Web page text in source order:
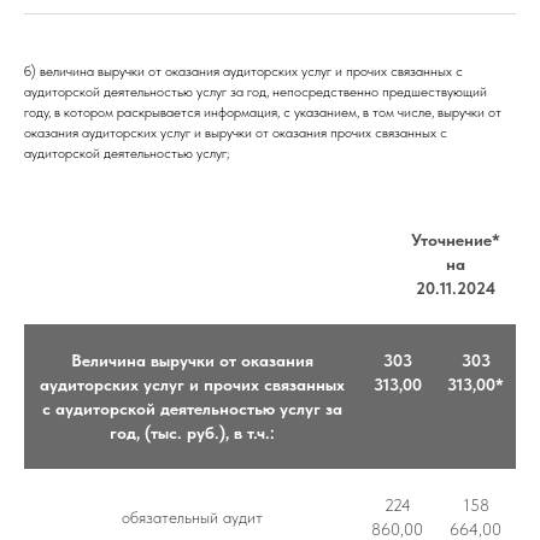
б) величина выручки от оказания аудиторских услуг и прочих связанных с
аудиторской деятельностью услуг за год, непосредственно предшествующий
году, в котором раскрывается информация, с указанием, в том числе, выручки от
оказания аудиторских услуг и выручки от оказания прочих связанных с
аудиторской деятельностью услуг;
Уточнение*
на
20.11.2024
Величина выручки от оказания
аудиторских услуг и прочих связанных
с аудиторской деятельностью услуг за
год, (тыс. руб.), в т.ч.:
303
313,00
303
313,00*
обязательный аудит
224
860,00
158
664,00